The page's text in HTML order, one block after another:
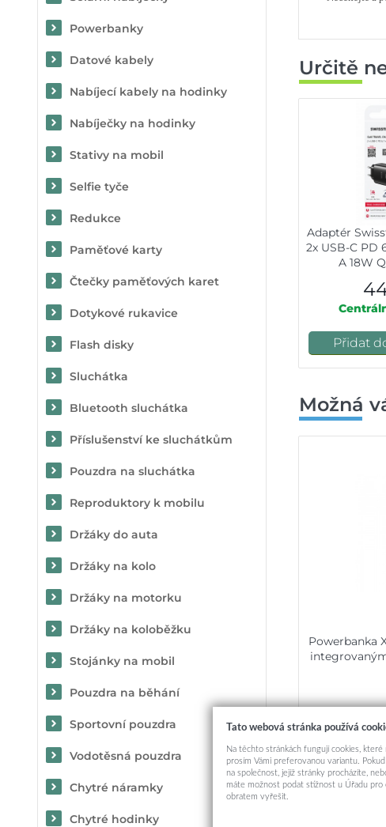
Powerbanky
Datové kabely
Nabíjecí kabely na hodinky
Nabíječky na hodinky
Stativy na mobil
Selfie tyče
Redukce
Paměťové karty
Čtečky paměťových karet
Dotykové rukavice
Flash disky
Sluchátka
Bluetooth sluchátka
Příslušenství ke sluchátkům
Pouzdra na sluchátka
Reproduktory k mobilu
Držáky do auta
Držáky na kolo
Držáky na motorku
Držáky na koloběžku
Stojánky na mobil
Pouzdra na běhání
Sportovní pouzdra
Vodotěsná pouzdra
Chytré náramky
Chytré hodinky
Určitě
Adaptér
2x USB-C PD
A 18W
Přidat
Možná
Powerbanka
Tato webová stránka používá
Na těchto stránkách fungují cookies,
prosím Vámi preferovanou variantu.
na společnost, jejíž stránky procházíte,
máte možnost podat stížnost u Úřadu pro
obratem vyřešit.